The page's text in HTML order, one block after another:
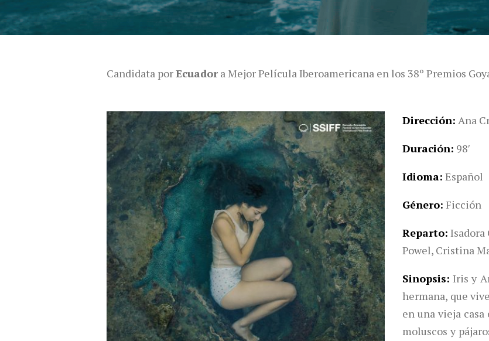
Candidata porEcuadora Mejor Película Iberoamericana en los 38º Premios
Dirección Ana
Duración 98′
Idioma Español
Género Ficción
Reparto Isadora
Powel, Cristina
Sinopsis Iris y
hermana, que
en una vieja
moluscos y